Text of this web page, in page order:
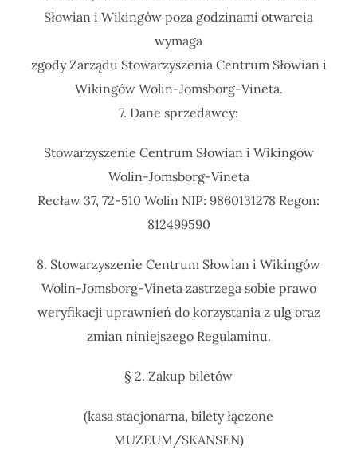
Słowian i Wikingów poza godzinami otwarcia
wymaga
zgody Zarządu Stowarzyszenia Centrum Słowian i
Wikingów Wolin-Jomsborg-Vineta.
7. Dane sprzedawcy:
Stowarzyszenie Centrum Słowian i Wikingów
Wolin-Jomsborg-Vineta
Recław 37, 72-510 Wolin NIP: 9860131278 Regon:
812499590
8. Stowarzyszenie Centrum Słowian i Wikingów
Wolin-Jomsborg-Vineta zastrzega sobie prawo
weryfikacji uprawnień do korzystania z ulg oraz
zmian niniejszego Regulaminu.
§ 2. Zakup biletów
(kasa stacjonarna, bilety łączone
MUZEUM/SKANSEN)